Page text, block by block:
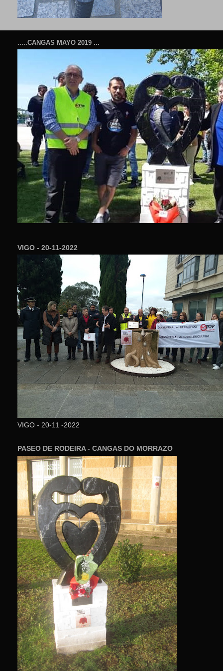
.....CANGAS MAYO 2019 ...
VIGO - 20-11-2022
VIGO - 20-11 -2022
PASEO DE RODEIRA - CANGAS DO MORRAZO